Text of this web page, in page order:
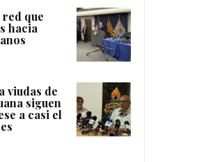
red que
hacia
viudas de
siguen
a casi el